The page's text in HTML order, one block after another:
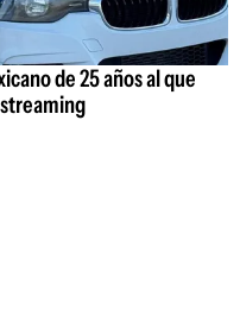
de 25 años al que